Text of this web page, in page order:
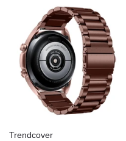
Trendcover